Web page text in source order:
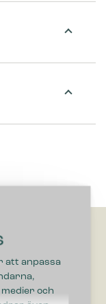
att anpassa
och